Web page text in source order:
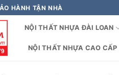
HÀNH TẬN NHÀ
NỘI THẤT NHỰA ĐÀI LOAN
NỘI THẤT NHỰA CAO CẤP